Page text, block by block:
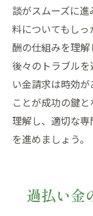
談がスムーズに
料についてもし
酬の仕組みを理解
後々のトラブル
い金請求は時効
ことが成功の鍵
理解し、適切な
を進めましょう。
過払い金